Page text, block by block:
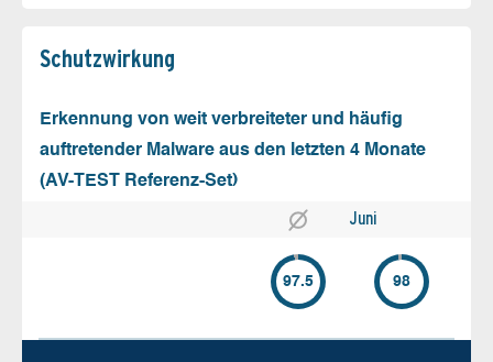
Schutz­wirkung
Erkennung von weit verbreiteter und häufig
auftretender Malware aus den letzten 4 Monate
(AV-TEST Referenz-Set)
Juni
97.5 98